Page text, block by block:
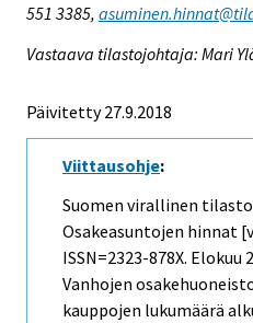
551 3385,
Vastaava tilastojohtaja: Mari
Päivitetty 27.9.2018
Viittausohje:
Suomen virallinen tilasto
Osakeasuntojen hinnat
ISSN=2323-878X. Elokuu
Vanhojen
kauppojen lukumäärä